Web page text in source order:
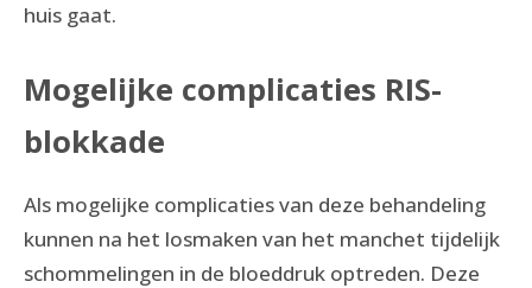
huis gaat.
Mogelijke complicaties RIS-
blokkade
Als mogelijke complicaties van deze behandeling
kunnen na het losmaken van het manchet tijdelijk
schommelingen in de bloeddruk optreden. Deze